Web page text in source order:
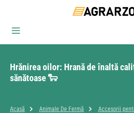
Sari la conținutul principal
Hrănirea oilor: Hrană de înaltă
sănătoase 🐑
Acasă Animale De Fermă
Accesorii